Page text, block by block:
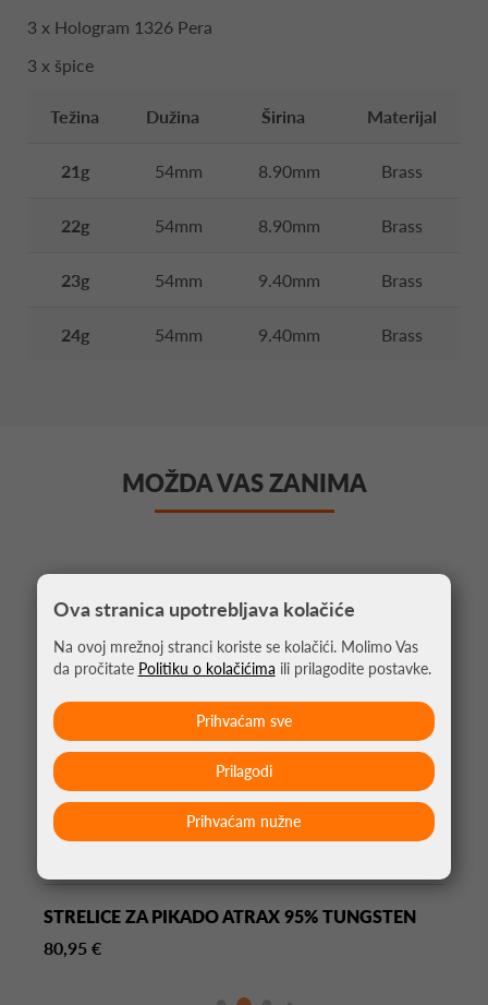
3 x Hologram 1326 Pera
3 x špice
Težina Dužina Širina Materijal
21g 54mm 8.90mm Brass
22g 54mm 8.90mm Brass
23g 54mm 9.40mm Brass
24g 54mm 9.40mm Brass
MOŽDA VAS ZANIMA
STRELICE ZA PIKADO ATRAX 95% TUNGSTEN
80,95 €
Ova stranica upotrebljava kolačiće
Na ovoj mrežnoj stranci koriste se kolačići. Molimo Vas
da pročitate Politiku o kolačićima ili prilagodite postavke.
Prihvaćam nužne
Prilagodi
Prihvaćam sve